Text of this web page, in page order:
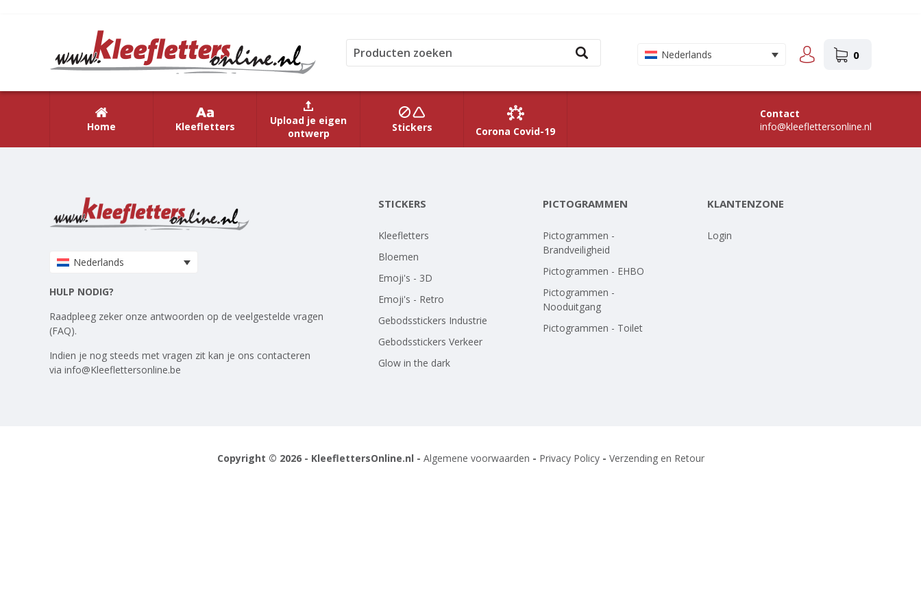
Nederlands 0
Home Kleefletters
Upload je eigen
ontwerp
Stickers Corona Covid-19
Contact
info@kleeflettersonline.nl
Nederlands
HULP NODIG?
Raadpleeg zeker onze antwoorden op de veelgestelde vragen
(FAQ).
Indien je nog steeds met vragen zit kan je ons contacteren
via info@Kleeflettersonline.be
STICKERS
Kleefletters
Bloemen
Emoji's - 3D
Emoji's - Retro
Gebodsstickers Industrie
Gebodsstickers Verkeer
Glow in the dark
PICTOGRAMMEN
Pictogrammen -
Brandveiligheid
Pictogrammen - EHBO
Pictogrammen -
Nooduitgang
Pictogrammen - Toilet
KLANTENZONE
Login
Copyright © 2026 - KleeflettersOnline.nl - Algemene voorwaarden - Privacy Policy- Verzending en Retour